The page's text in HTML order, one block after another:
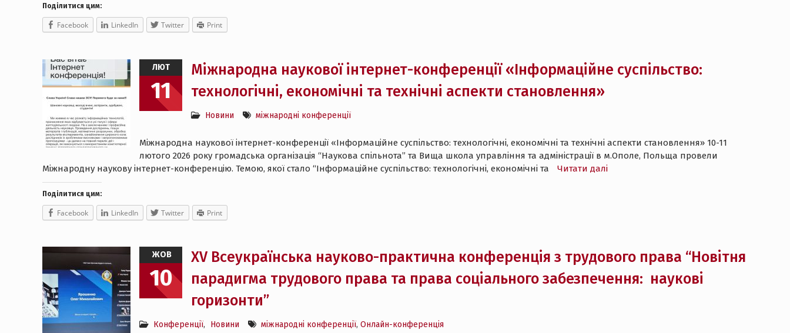
Поділитися цим:
Facebook LinkedIn Twitter Print
ЛЮТ
11
Міжнародна наукової інтернет-конференції «Інформаційне суспільство:
технологічні, економічні та технічні аспекти становлення»
Новини міжнародні конференції
Міжнародна наукової інтернет-конференції «Інформаційне суспільство: технологічні, економічні та технічні аспекти становлення» 10-11
лютого 2026 року громадська організація “Наукова спільнота” та Вища школа управління та адміністрації в м.Ополе, Польща провели
Міжнародну наукову інтернет-конференцію. Темою, якої стало “Інформаційне суспільство: технологічні, економічні та
Читати далі
Поділитися цим:
Facebook LinkedIn Twitter Print
ЖОВ
10
XV Всеукраїнська науково-практична конференція з трудового права “Новітня
парадигма трудового права та права соціального забезпечення: наукові
горизонти”
Конференції, Новини міжнародні конференції, Онлайн-конференція